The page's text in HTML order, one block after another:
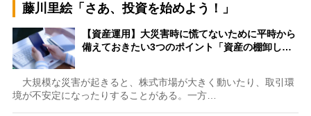
藤川里絵「さあ、投資を始めよう！」
【資産運用】大災害時に慌てないために平時から
備えておきたい3つのポイント「資産の棚卸し…
大規模な災害が起きると、株式市場が大きく動いたり、取引環
境が不安定になったりすることがある。一方…